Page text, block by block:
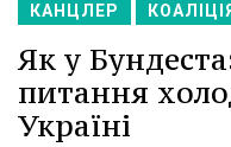
КАНЦЛЕР КОАЛІЦІЯ
Як у
питання
Україні